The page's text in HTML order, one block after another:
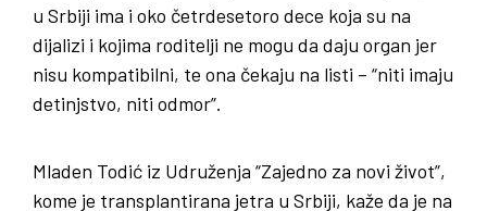
u Srbiji ima i oko četrdesetoro dece koja su na
dijalizi i kojima roditelji ne mogu da daju organ jer
nisu kompatibilni, te ona čekaju na listi – “niti imaju
detinjstvo, niti odmor”.
Mladen Todić iz Udruženja “Zajedno za novi život”,
kome je transplantirana jetra u Srbiji, kaže da je na